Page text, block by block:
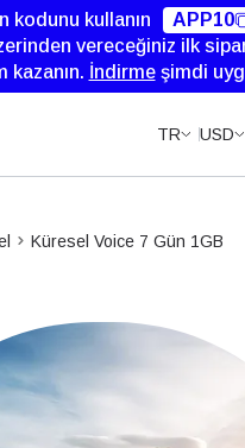
kodunu kullanın
APP10
vereceğiniz ilk
kazanın. İndirmeşimdi
TR USD
Küresel Voice 7 Gün 1GB